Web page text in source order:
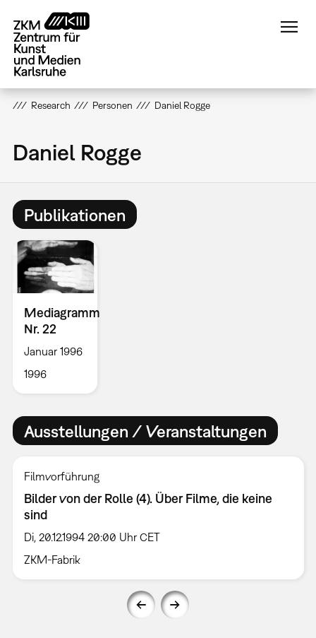
zum
Inhalt
Research Personen Daniel Rogge
Daniel Rogge
Publikationen
Mediagramm
Nr. 22
Januar 1996
1996
Ausstellungen / Veranstaltungen
Filmvorführung
Bilder von der Rolle (4). Über Filme, die keine
sind
Di, 20.12.1994 20:00 Uhr CET
ZKM-Fabrik